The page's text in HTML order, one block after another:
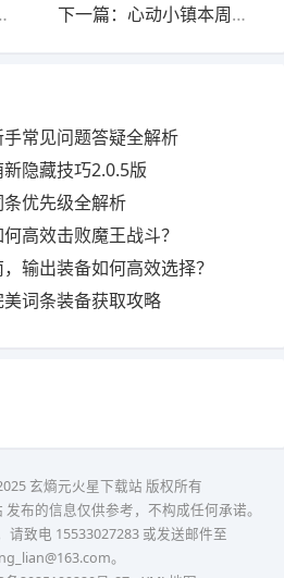
，炼金房也能用！ 下一篇：心动小镇本周粉色泡泡家具点位全攻略
常见问题答疑全解析
隐藏技巧2.0.5版
优先级全解析
高效击败魔王战斗？
输出装备如何高效选择？
词条装备获取攻略
玄熵元火星下载站 版权所有
布的信息仅供参考，不构成任何承诺。
请致电 15533027283 或发送邮件至
。